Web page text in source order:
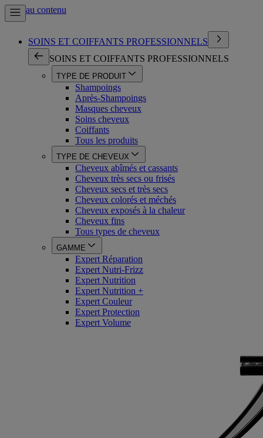
Aller au contenu
SOINS ET COIFFANTS PROFESSIONNELS
SOINS ET COIFFANTS PROFESSIONNELS
TYPE DE PRODUIT
Shampoings
Après-Shampoings
Masques cheveux
Soins cheveux
Coiffants
Tous les produits
TYPE DE CHEVEUX
Cheveux abîmés et cassants
Cheveux très secs ou frisés
Cheveux secs et très secs
Cheveux colorés et méchés
Cheveux exposés à la chaleur
Cheveux fins
Tous types de cheveux
GAMME
Expert Réparation
Expert Nutri-Frizz
Expert Nutrition
Expert Nutrition +
Expert Couleur
Expert Protection
Expert Volume